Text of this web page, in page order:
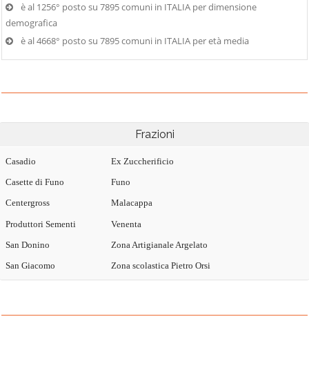
è al 1256° posto su 7895 comuni in ITALIA per dimensione
demografica
è al 4668° posto su 7895 comuni in ITALIA per età media
Frazioni
Casadio
Casette di Funo
Centergross
Ex Zuccherificio
Funo
Malacappa
Produttori Sementi
San Donino
San Giacomo
Venenta
Zona Artigianale Argelato
Zona scolastica Pietro Orsi